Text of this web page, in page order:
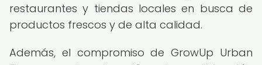
restaurantes y tiendas locales en busca de
productos frescos y de alta calidad.
Además, el compromiso de GrowUp Urban